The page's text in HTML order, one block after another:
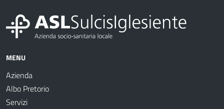
MENU
Azienda
Albo Pretorio
Servizi